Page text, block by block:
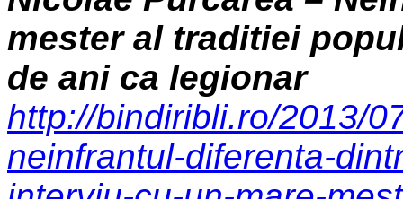
mester al traditiei
de ani ca legionar
http://bindiribli.ro/2013/
neinfrantul-diferenta-